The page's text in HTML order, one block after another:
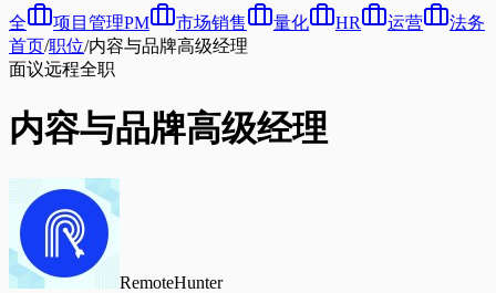
全
项目管理PM 市场销售 量化 HR 运营
法务
首页/职位/内容与品牌高级经理
面议远程全职
内容与品牌高级经理
RemoteHunter